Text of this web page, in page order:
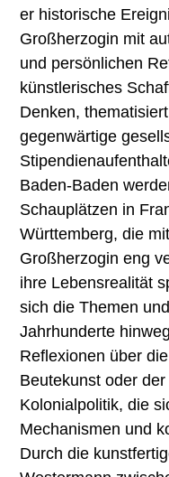
er historische
Großherzogin mit
und persönlichen
künstlerisches
Denken,
gegenwärtige
Baden-Baden
Schauplätzen in
Württemberg, die
Großherzogin eng
ihre Lebensrealität
sich die Themen
Jahrhunderte
Reflexionen über
Beutekunst oder
Kolonialpolitik, die
Mechanismen und
Durch die